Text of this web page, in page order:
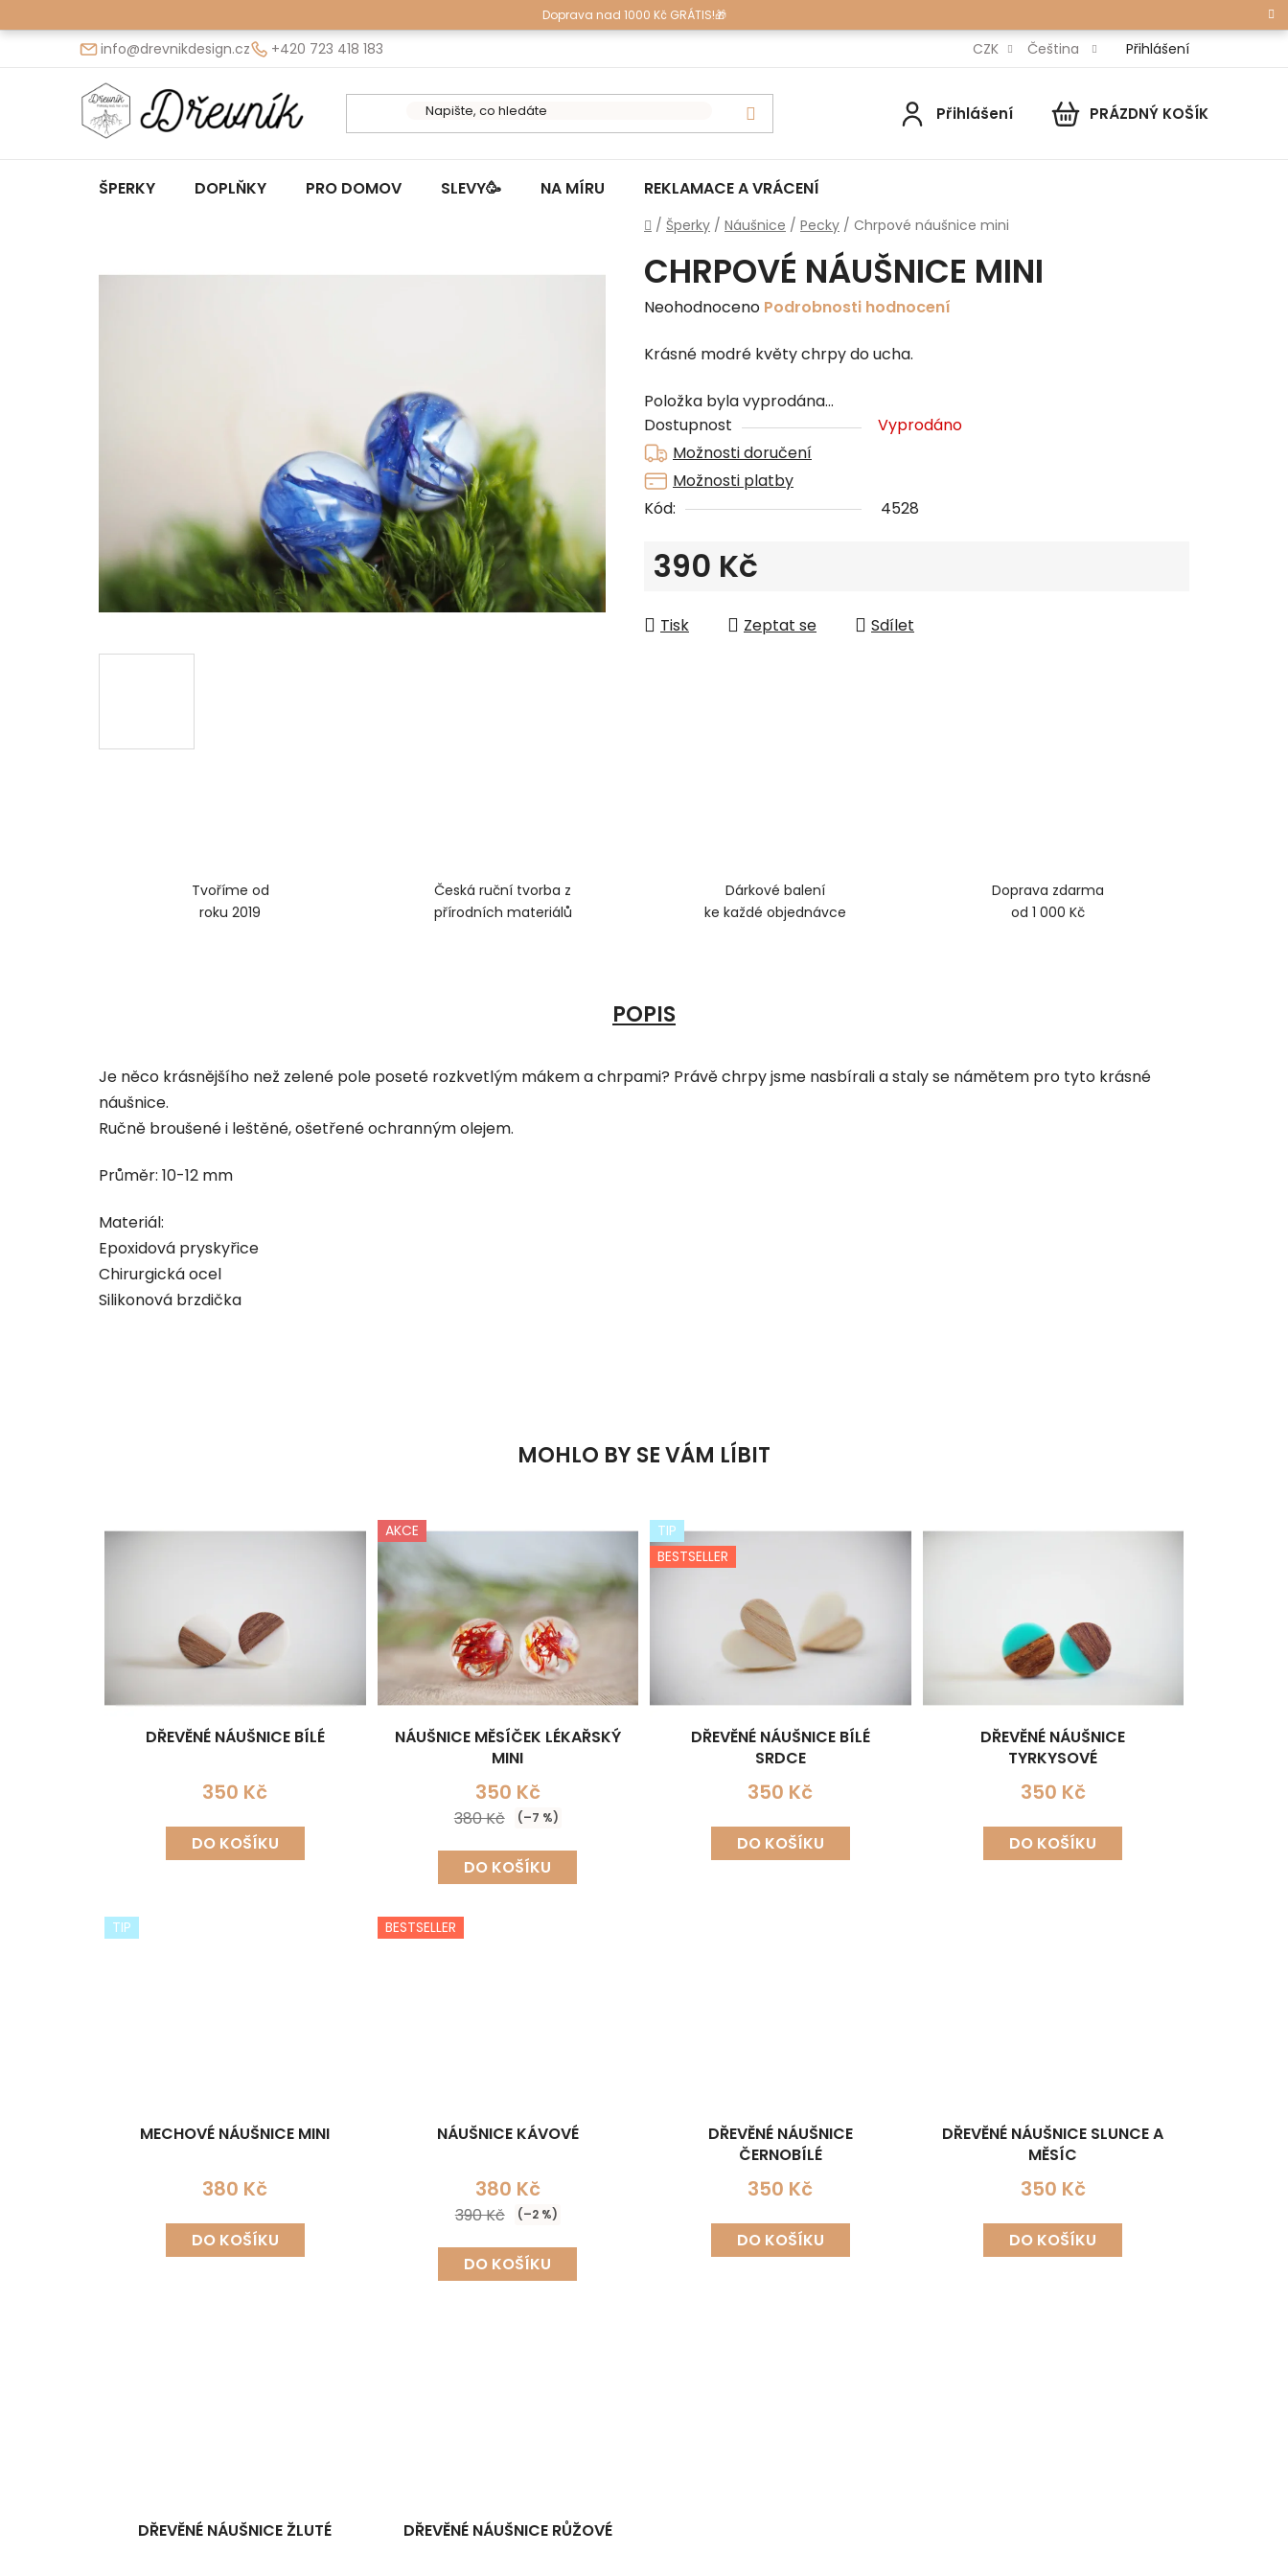
na
Doprava nad 1000 Kč GRÁTIS!🎁
info@drevnikdesign.cz +420 723 418 183 CZK Čeština Přihlášení
Přihlášení
NÁKUPNÍPRÁZDNÝ KOŠÍK
ŠPERKY DOPLŇKY PRO DOMOV SLEVY🥳 NA MÍRU REKLAMACE A VRÁCENÍ
Domů
/ Šperky / Náušnice / Pecky / Chrpové náušnice mini
CHRPOVÉ NÁUŠNICE MINI
Průměrné
produktu
0,0
z
5
hvězdiček.
Neohodnoceno Podrobnosti hodnocení
Krásné modré květy chrpy do ucha.
Položka byla vyprodána…
Dostupnost
Vyprodáno
Možnosti doručení
Možnosti platby
Kód:
4528
390 Kč
Tisk
Zeptat se Sdílet
Tvoříme od
roku 2019
Česká ruční tvorba z
přírodních materiálů
Dárkové balení
ke každé objednávce
Doprava zdarma
od 1 000 Kč
POPIS
Je něco krásnějšího než zelené pole poseté rozkvetlým mákem a chrpami? Právě chrpy jsme nasbírali a staly se námětem pro tyto krásné
náušnice.
Ručně broušené i leštěné, ošetřené ochranným olejem.
Průměr: 10-12 mm
Materiál:
Epoxidová pryskyřice
Chirurgická ocel
Silikonová brzdička
MOHLO BY SE VÁM LÍBIT
DŘEVĚNÉ NÁUŠNICE BÍLÉ
350 Kč
DO KOŠÍKU
AKCE
NÁUŠNICE MĚSÍČEK LÉKAŘSKÝ
MINI
350 Kč
380 Kč (–7 %)
DO KOŠÍKU
TIP
BESTSELLER
DŘEVĚNÉ NÁUŠNICE BÍLÉ
SRDCE
350 Kč
DO KOŠÍKU
DŘEVĚNÉ NÁUŠNICE
TYRKYSOVÉ
350 Kč
DO KOŠÍKU
TIP
MECHOVÉ NÁUŠNICE MINI
380 Kč
DO KOŠÍKU
BESTSELLER
NÁUŠNICE KÁVOVÉ
380 Kč
390 Kč (–2 %)
DO KOŠÍKU
DŘEVĚNÉ NÁUŠNICE
ČERNOBÍLÉ
350 Kč
DO KOŠÍKU
DŘEVĚNÉ NÁUŠNICE SLUNCE A
MĚSÍC
350 Kč
DO KOŠÍKU
DŘEVĚNÉ NÁUŠNICE ŽLUTÉ DŘEVĚNÉ NÁUŠNICE RŮŽOVÉ